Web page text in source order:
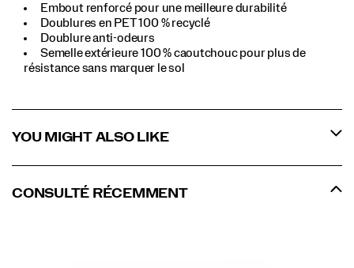
Embout renforcé pour une meilleure durabilité
Doublures en PET 100 % recyclé
Doublure anti-odeurs
Semelle extérieure 100 % caoutchouc pour plus de
résistance sans marquer le sol
YOU MIGHT ALSO LIKE
CONSULTÉ RÉCEMMENT